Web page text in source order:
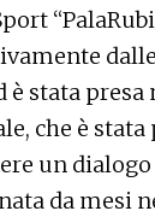
è stata
che è
un
da mesi